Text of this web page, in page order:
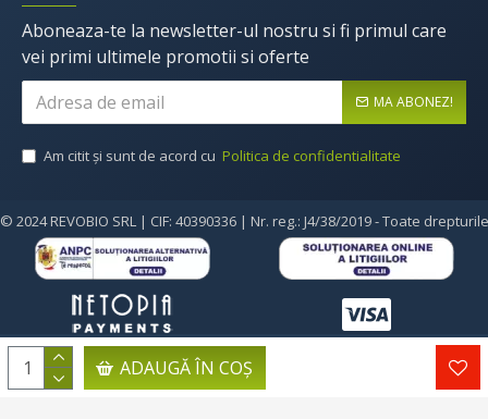
ADAUGĂ ÎN COŞ
Aboneaza-te la newsletter-ul nostru si fi primul care
vei primi ultimele promotii si oferte
MA ABONEZ!
Am citit şi sunt de acord cu Politica de confidentialitate
© 2024 REVOBIO SRL | CIF: 40390336 | Nr. reg.: J4/38/2019 - Toate